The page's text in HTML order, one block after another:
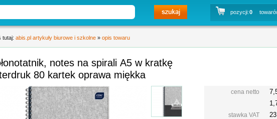
pozycji:0
tutaj: abis.pl artykuły biurowe i szkolne » opis towaru
notes na spirali A5 w kratkę
80 kartek oprawa miękka
cena netto
stawka VAT